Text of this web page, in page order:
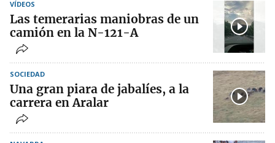
VÍDEOS
Las temerarias maniobras de un
camión en la N-121-A
SOCIEDAD
Una gran piara de jabalíes, a la
carrera en Aralar